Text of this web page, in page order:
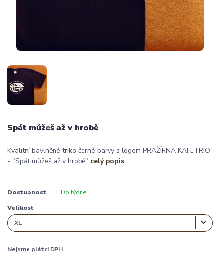
Spát můžeš až v hrobě
Kvalitní bavlněné triko černé barvy s logem PRAŽÍRNA KAFETRIO
- "Spát můžeš až v hrobě" celý popis
Dostupnost Do týdne
Velikost
Nejsme plátci DPH